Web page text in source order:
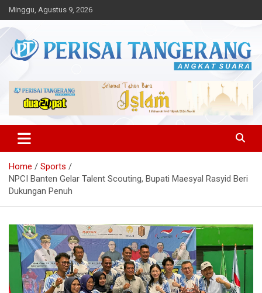
Skip
to
content
Minggu, Agustus 9, 2026
Perisai Tangerang – Angkat
Suara
Home
Sports
NPCI Banten Gelar Talent Scouting, Bupati Maesyal Rasyid Beri
Dukungan Penuh